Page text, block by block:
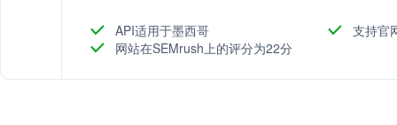
API适用于墨西哥
支持官
网站在SEMrush上的评分为22分